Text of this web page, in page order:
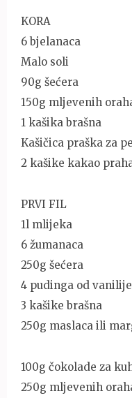
KORA
6 bjelanaca
Malo soli
90g šećera
150g mljevenih
1 kašika brašna
Kašičica praška za
2 kašike kakao
PRVI FIL
1l mlijeka
6 žumanaca
250g šećera
4 pudinga od vanilije
3 kašike brašna
250g maslaca ili
100g čokolade za
250g mljevenih